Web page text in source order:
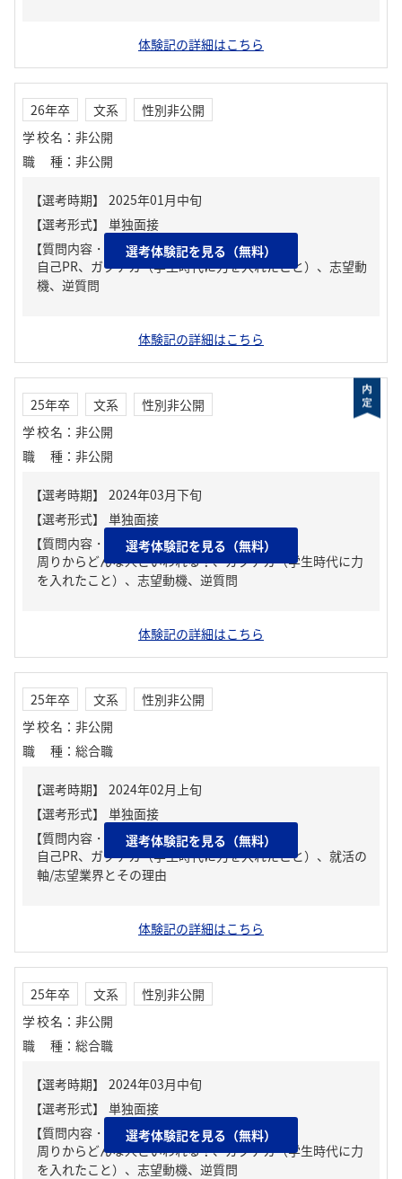
体験記の詳細はこちら
26年卒 文系
性別非公開
学校名 ： 非公開
職種 ： 非公開
【質問内容・課題】
自己PR、ガクチカ（学生時代に力を入れたこと）、志望動
機、逆質問
選考体験記を見る（無料）
体験記の詳細はこちら
25年卒 文系
性別非公開
学校名 ： 非公開
職種 ： 非公開
【質問内容・課題】
周りからどんな人といわれる？、ガクチカ（学生時代に力
を入れたこと）、志望動機、逆質問
選考体験記を見る（無料）
体験記の詳細はこちら
25年卒 文系
性別非公開
学校名 ： 非公開
職種 ： 総合職
【質問内容・課題】
自己PR、ガクチカ（学生時代に力を入れたこと）、就活の
軸/志望業界とその理由
選考体験記を見る（無料）
体験記の詳細はこちら
25年卒 文系
性別非公開
学校名 ： 非公開
職種 ： 総合職
【質問内容・課題】
周りからどんな人といわれる？、ガクチカ（学生時代に力
を入れたこと）、志望動機、逆質問
選考体験記を見る（無料）